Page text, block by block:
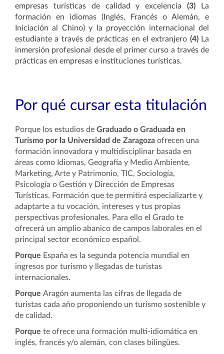
empresas turísticas de calidad y excelencia(3)
La
formación en idiomas (Inglés, Francés o Alemán, e
Iniciación al Chino) y la proyección internacional del
estudiante a través de prácticas en el extranjero (4) La
inmersión profesional desde el primer curso a través de
prácticas en empresas e instituciones turísticas.
Por qué cursar esta titulación
Porque los estudios de Graduado o Graduada en
Turismo por la Universidad de Zaragoza ofrecen una
formación innovadora y multidisciplinar basada en
áreas como Idiomas, Geografía y Medio Ambiente,
Marketing, Arte y Patrimonio, TIC, Sociología,
Psicología o Gestión y Dirección de Empresas
Turísticas. Formación que te permitirá especializarte y
adaptarte a tu vocación, intereses y tus propias
perspectivas profesionales. Para ello el Grado te
ofrecerá un amplio abanico de campos laborales en el
principal sector económico español.
Porque España es la segunda potencia mundial en
ingresos por turismo y llegadas de turistas
internacionales.
Porque Aragón aumenta las cifras de llegada de
turistas cada año proponiendo un turismo sostenible y
de calidad.
Porque te ofrece una formación multi-idiomática en
inglés, francés y/o alemán, con clases bilingües.